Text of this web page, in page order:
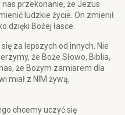
przekonanie, że Jezus
ludzkie życie. On zmienił
dzięki Bożej łasce.
za lepszych od innych. Nie
że Boże Słowo, Biblia,
że Bożym zamiarem dla
miał z NIM żywą,
chcemy uczyć się